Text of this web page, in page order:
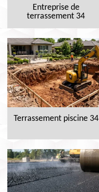
Entreprise de
terrassement 34
Terrassement piscine 34